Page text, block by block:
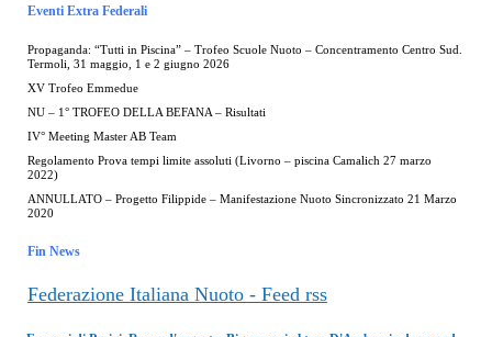
Eventi Extra Federali
Propaganda: “Tutti in Piscina” – Trofeo Scuole Nuoto – Concentramento Centro Sud.
Termoli, 31 maggio, 1 e 2 giugno 2026
XV Trofeo Emmedue
NU – 1° TROFEO DELLA BEFANA – Risultati
IV° Meeting Master AB Team
Regolamento Prova tempi limite assoluti (Livorno – piscina Camalich 27 marzo
2022)
ANNULLATO – Progetto Filippide – Manifestazione Nuoto Sincronizzato 21 Marzo
2020
Fin News
Federazione Italiana Nuoto - Feed rss